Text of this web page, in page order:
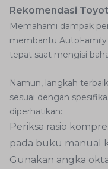
Rekomendasi
Memahami dampak
membantu
tepat saat mengisi
Namun, langkah
sesuai dengan
diperhatikan:
Periksa rasio
pada buku manual
Gunakan angka